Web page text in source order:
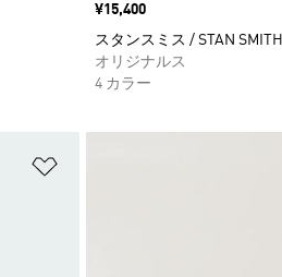
価格
¥15,400
スタンスミス / STAN SMITH
オリジナルス
4 カラー